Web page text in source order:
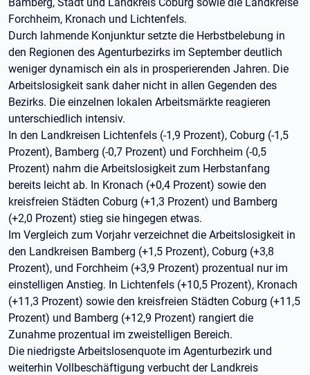
Forchheim, Kronach und Lichtenfels.
Durch lahmende Konjunktur setzte die Herbstbelebung in
den Regionen des Agenturbezirks im September deutlich
weniger dynamisch ein als in prosperierenden Jahren. Die
Arbeitslosigkeit sank daher nicht in allen Gegenden des
Bezirks. Die einzelnen lokalen Arbeitsmärkte reagieren
unterschiedlich intensiv.
In den Landkreisen Lichtenfels (-1,9 Prozent), Coburg (-1,5
Prozent), Bamberg (-0,7 Prozent) und Forchheim (-0,5
Prozent) nahm die Arbeitslosigkeit zum Herbstanfang
bereits leicht ab. In Kronach (+0,4 Prozent) sowie den
kreisfreien Städten Coburg (+1,3 Prozent) und Bamberg
(+2,0 Prozent) stieg sie hingegen etwas.
Im Vergleich zum Vorjahr verzeichnet die Arbeitslosigkeit in
den Landkreisen Bamberg (+1,5 Prozent), Coburg (+3,8
Prozent), und Forchheim (+3,9 Prozent) prozentual nur im
einstelligen Anstieg. In Lichtenfels (+10,5 Prozent), Kronach
(+11,3 Prozent) sowie den kreisfreien Städten Coburg (+11,5
Prozent) und Bamberg (+12,9 Prozent) rangiert die
Zunahme prozentual im zweistelligen Bereich.
Die niedrigste Arbeitslosenquote im Agenturbezirk und
weiterhin Vollbeschäftigung verbucht der Landkreis